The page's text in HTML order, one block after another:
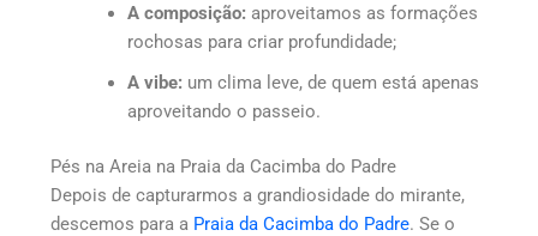
A composição: aproveitamos as formações
rochosas para criar profundidade;
A vibe: um clima leve, de quem está apenas
aproveitando o passeio.
Pés na Areia na Praia da Cacimba do Padre
Depois de capturarmos a grandiosidade do mirante,
descemos para a Praia da Cacimba do Padre. Se o